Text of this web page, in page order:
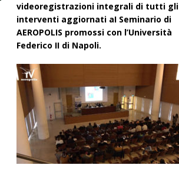
videoregistrazioni integrali di tutti gli
interventi aggiornati aI Seminario di
AEROPOLIS promossi con l’Università
Federico II di Napoli.